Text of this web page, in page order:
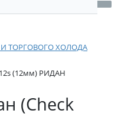
ТОРГОВОГО ХОЛОДА
(12мм) РИДАН
(Сheck